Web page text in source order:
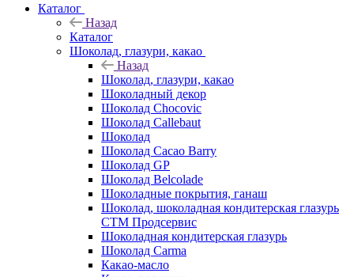
Каталог
Назад
Каталог
Шоколад, глазури, какао
Назад
Шоколад, глазури, какао
Шоколадный декор
Шоколад Chocovic
Шоколад Callebaut
Шоколад
Шоколад Cacao Barry
Шоколад GP
Шоколад Belcolade
Шоколадные покрытия, ганаш
Шоколад, шоколадная кондитерская глазурь
СТМ Продсервис
Шоколадная кондитерская глазурь
Шоколад Carma
Какао-масло